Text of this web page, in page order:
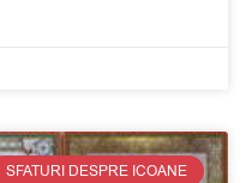
SFATURI DESPRE ICOANE